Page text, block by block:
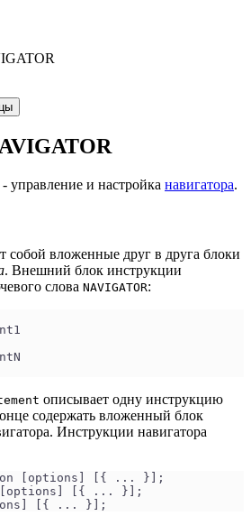
- управление и настройка навигатора.
собой вложенные друг в друга блоки
. Внешний блок инструкции
слова NAVIGATOR:
описывает одну инструкцию
содержать вложенный блок
Инструкции навигатора
[options] [{ ... }];
[options] [{ ... }];
[{ ... }];